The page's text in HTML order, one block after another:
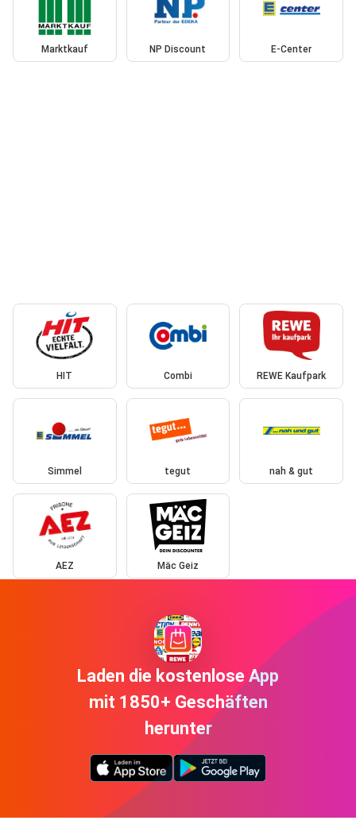
Marktkauf NP Discount E-Center
HIT Combi REWE Kaufpark
Simmel tegut nah & gut
AEZ Mäc Geiz
Laden die kostenlose App
mit 1850+ Geschäften
herunter